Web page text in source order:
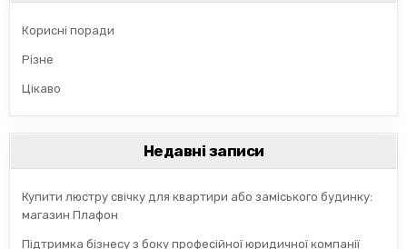
Корисні поради
Різне
Цікаво
Недавні записи
Купити люстру свічку для квартири або заміського будинку:
магазин Плафон
Підтримка бізнесу з боку професійної юридичної компанії